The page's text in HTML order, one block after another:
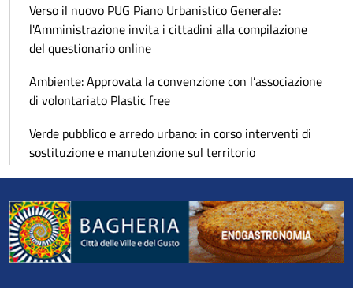
Verso il nuovo PUG Piano Urbanistico Generale:
l'Amministrazione invita i cittadini alla compilazione
del questionario online
Ambiente: Approvata la convenzione con l’associazione
di volontariato Plastic free
Verde pubblico e arredo urbano: in corso interventi di
sostituzione e manutenzione sul territorio